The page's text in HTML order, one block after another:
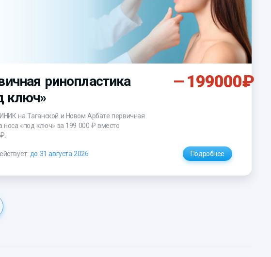
ринопластика
ключ»
199000₽
на Таганской и Новом Арбате первичная
носа «под ключ» за 199 000 ₽ вместо
.
до 31 августа 2026 Подробнее